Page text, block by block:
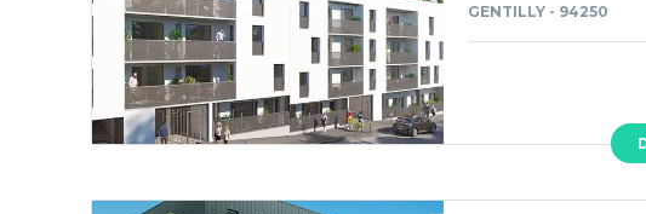
GENTILLY - 94250